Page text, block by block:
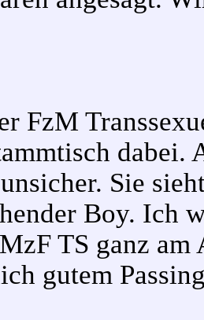
FzM
dabei.
Sie
Boy. Ich
TS ganz
gutem